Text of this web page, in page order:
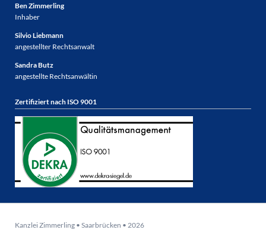
Ben Zimmerling
Inhaber
Silvio Liebmann
angestellter Rechtsanwalt
Sandra Butz
angestellte Rechtsanwältin
Zertifiziert nach ISO 9001
Kanzlei Zimmerling • Saarbrücken • 2026